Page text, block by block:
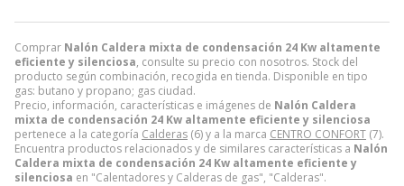
Comprar Nalón Caldera mixta de condensación 24 Kw altamente
eficiente y silenciosa, consulte su precio con nosotros. Stock del
producto según combinación, recogida en tienda. Disponible en tipo
gas: butano y propano; gas ciudad.
Precio, información, características e imágenes de Nalón Caldera
mixta de condensación 24 Kw altamente eficiente y silenciosa
pertenece a la categoría Calderas (6) y a la marca CENTRO CONFORT (7).
Encuentra productos relacionados y de similares características a Nalón
Caldera mixta de condensación 24 Kw altamente eficiente y
silenciosa en "Calentadores y Calderas de gas", "Calderas".